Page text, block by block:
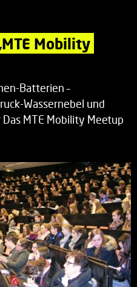
Mobility
Batterien –
Wassernebel und
MTE Mobility Meetup